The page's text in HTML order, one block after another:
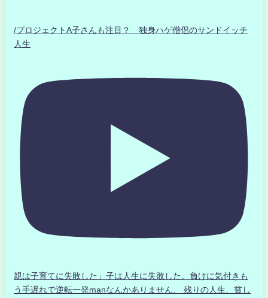
/プロジェクトA子さんも注目？ 独身ハゲ僧侶のサンドイッチ
人生
親は子育てに失敗した」子は人生に失敗した。負けに気付きも
う手遅れで逆転一発manなんかありません、 残りの人生、貧し